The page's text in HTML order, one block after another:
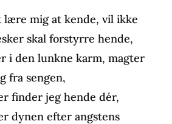
mig at kende, vil ikke
skal forstyrre hende,
i den lunkne karm, magter
fra sengen,
finder jeg hende dér,
dynen efter angstens